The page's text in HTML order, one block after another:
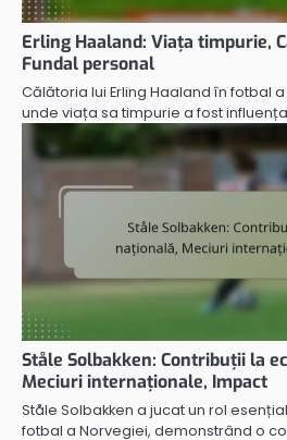
Erling Haaland: Viața timpurie,
Fundal personal
Călătoria lui Erling Haaland în fotbal
unde viața sa timpurie a fost
Ståle Solbakken: Contribuții la
Meciuri internaționale, Impact
Ståle Solbakken a jucat un rol
fotbal a Norvegiei, demonstrând o